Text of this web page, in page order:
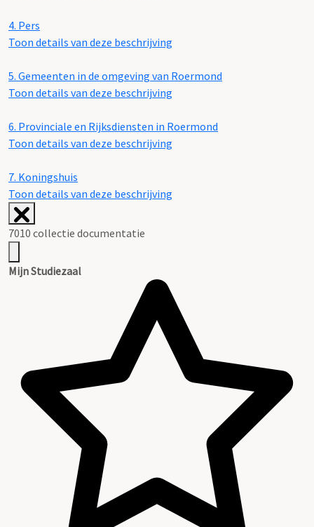
4. Pers
Toon details van deze beschrijving
5. Gemeenten in de omgeving van Roermond
Toon details van deze beschrijving
6. Provinciale en Rijksdiensten in Roermond
Toon details van deze beschrijving
7. Koningshuis
Toon details van deze beschrijving
7010 collectie documentatie
Mijn Studiezaal